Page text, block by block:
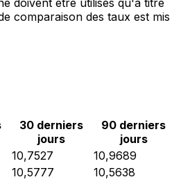
doivent être utilisés qu'à titre
comparaison des taux est mis
30 derniers
jours
90 derniers
jours
10,7527
10,9689
10,5777
10,5638